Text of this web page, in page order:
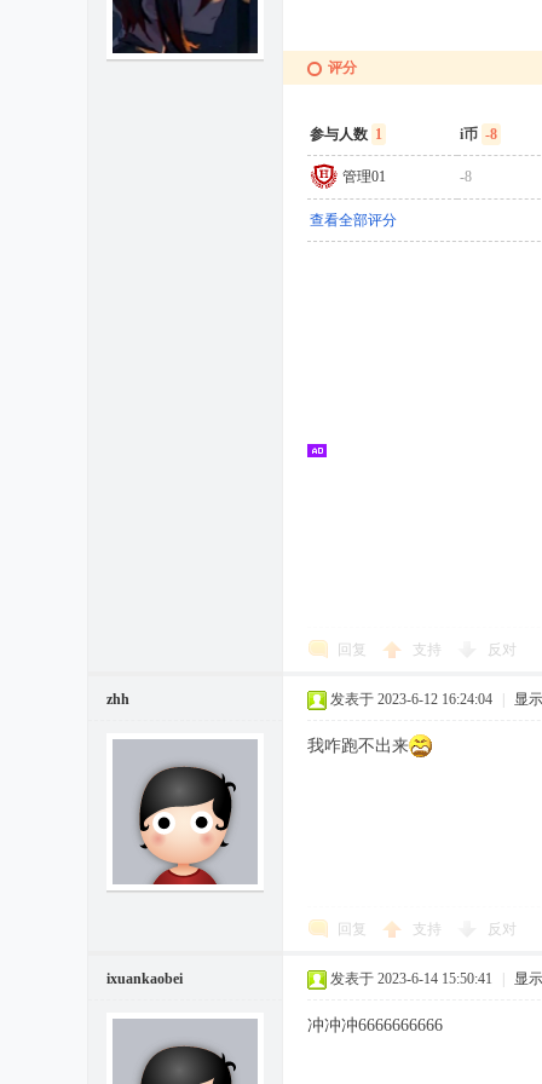
评分
参与人数 1 i币 -8
管理01 -8
查看全部评分
回复 支持 反对
zhh 发表于 2023-6-12 16:24:04 显
我咋跑不出来
回复 支持 反对
ixuankaobei 发表于 2023-6-14 15:50:41 显
冲冲冲6666666666